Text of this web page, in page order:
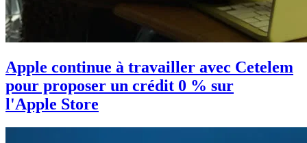
Apple continue à travailler avec Cetelem
pour proposer un crédit 0 % sur
l'Apple Store